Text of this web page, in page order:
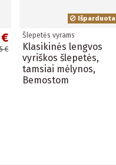
€
Išparduota
Šlepetės vyrams
Klasikinės lengvos
vyriškos šlepetės,
tamsiai mėlynos,
Bemostom